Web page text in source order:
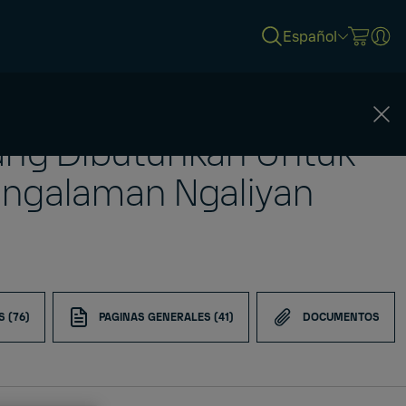
Español
Dibutuhkan Untuk
Ngaliyan
(76) PAGINAS GENERALES (41) DOCUMENTOS